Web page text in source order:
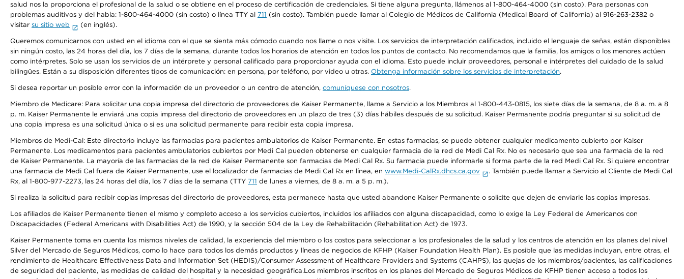
salud nos la proporciona el profesional de la salud o se obtiene en el proceso de certificación de credenciales. Si tiene alguna pregunta, llámenos al 1-800-464-4000 (sin costo). Para personas con
problemas auditivos y del habla: 1-800-464-4000 (sin costo) o línea TTY al 711 (sin costo). También puede llamar al Colegio de Médicos de California (Medical Board of California) al 916-263-2382 o
visitar su sitio web (en inglés).
Queremos comunicarnos con usted en el idioma con el que se sienta más cómodo cuando nos llame o nos visite. Los servicios de interpretación calificados, incluido el lenguaje de señas, están disponibles
sin ningún costo, las 24 horas del día, los 7 días de la semana, durante todos los horarios de atención en todos los puntos de contacto. No recomendamos que la familia, los amigos o los menores actúen
como intérpretes. Solo se usan los servicios de un intérprete y personal calificado para proporcionar ayuda con el idioma. Esto puede incluir proveedores, personal e intérpretes del cuidado de la salud
bilingües. Están a su disposición diferentes tipos de comunicación: en persona, por teléfono, por video u otras. Obtenga información sobre los servicios de interpretación.
Si desea reportar un posible error con la información de un proveedor o un centro de atención, comuníquese con nosotros.
Miembro de Medicare: Para solicitar una copia impresa del directorio de proveedores de Kaiser Permanente, llame a Servicio a los Miembros al 1-800-443-0815, los siete días de la semana, de 8 a. m. a 8
p. m. Kaiser Permanente le enviará una copia impresa del directorio de proveedores en un plazo de tres (3) días hábiles después de su solicitud. Kaiser Permanente podría preguntar si su solicitud de
una copia impresa es una solicitud única o si es una solicitud permanente para recibir esta copia impresa.
Miembros de Medi-Cal: Este directorio incluye las farmacias para pacientes ambulatorios de Kaiser Permanente. En estas farmacias, se puede obtener cualquier medicamento cubierto por Kaiser
Permanente. Los medicamentos para pacientes ambulatorios cubiertos por Medi Cal pueden obtenerse en cualquier farmacia de la red de Medi Cal Rx. No es necesario que sea una farmacia de la red
de Kaiser Permanente. La mayoría de las farmacias de la red de Kaiser Permanente son farmacias de Medi Cal Rx. Su farmacia puede informarle si forma parte de la red Medi Cal Rx. Si quiere encontrar
una farmacia de Medi Cal fuera de Kaiser Permanente, use el localizador de farmacias de Medi Cal Rx en línea, en www.Medi-CalRx.dhcs.ca.gov
. También puede llamar a Servicio al Cliente de Medi Cal
Rx, al 1-800-977-2273, las 24 horas del día, los 7 días de la semana (TTY 711 de lunes a viernes, de 8 a. m. a 5 p. m.).
Si realiza la solicitud para recibir copias impresas del directorio de proveedores, esta permanece hasta que usted abandone Kaiser Permanente o solicite que dejen de enviarle las copias impresas.
Los afiliados de Kaiser Permanente tienen el mismo y completo acceso a los servicios cubiertos, incluidos los afiliados con alguna discapacidad, como lo exige la Ley Federal de Americanos con
Discapacidades (Federal Americans with Disabilities Act) de 1990, y la sección 504 de la Ley de Rehabilitación (Rehabilitation Act) de 1973.
Kaiser Permanente toma en cuenta los mismos niveles de calidad, la experiencia del miembro o los costos para seleccionar a los profesionales de la salud y los centros de atención en los planes del nivel
Silver del Mercado de Seguros Médicos, como lo hace para todos los demás productos y líneas de negocios de KFHP (Kaiser Foundation Health Plan). Es posible que las medidas incluyan, entre otras, el
rendimiento de Healthcare Effectiveness Data and Information Set (HEDIS)/Consumer Assessment of Healthcare Providers and Systems (CAHPS), las quejas de los miembros/pacientes, las calificaciones
de seguridad del paciente, las medidas de calidad del hospital y la necesidad geográfica.Los miembros inscritos en los planes del Mercado de Seguros Médicos de KFHP tienen acceso a todos los